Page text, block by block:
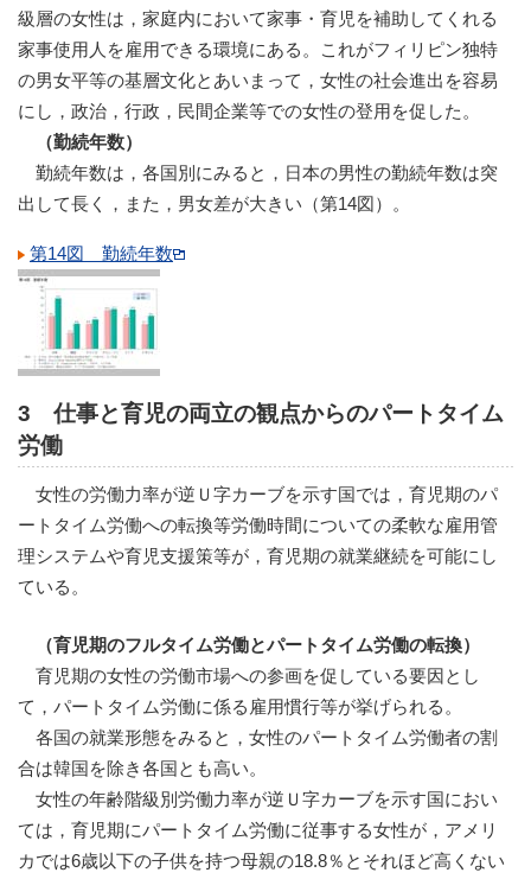
級層の女性は，家庭内において家事・育児を補助してくれる
家事使用人を雇用できる環境にある。これがフィリピン独特
の男女平等の基層文化とあいまって，女性の社会進出を容易
にし，政治，行政，民間企業等での女性の登用を促した。
（勤続年数）
勤続年数は，各国別にみると，日本の男性の勤続年数は突
出して長く，また，男女差が大きい（第14図）。
第14図 勤続年数
3 仕事と育児の両立の観点からのパートタイム
労働
女性の労働力率が逆Ｕ字カーブを示す国では，育児期のパ
ートタイム労働への転換等労働時間についての柔軟な雇用管
理システムや育児支援策等が，育児期の就業継続を可能にし
ている。
（育児期のフルタイム労働とパートタイム労働の転換）
育児期の女性の労働市場への参画を促している要因とし
て，パートタイム労働に係る雇用慣行等が挙げられる。
各国の就業形態をみると，女性のパートタイム労働者の割
合は韓国を除き各国とも高い。
女性の年齢階級別労働力率が逆Ｕ字カーブを示す国におい
ては，育児期にパートタイム労働に従事する女性が，アメリ
カでは6歳以下の子供を持つ母親の18.8％とそれほど高くない